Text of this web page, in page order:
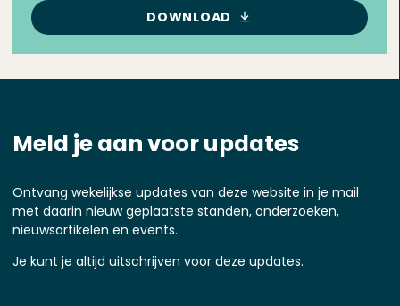
DOWNLOAD
Meld je aan voor updates
Ontvang wekelijkse updates van deze website in je mail
met daarin nieuw geplaatste standen, onderzoeken,
nieuwsartikelen en events.
Je kunt je altijd uitschrijven voor deze updates.